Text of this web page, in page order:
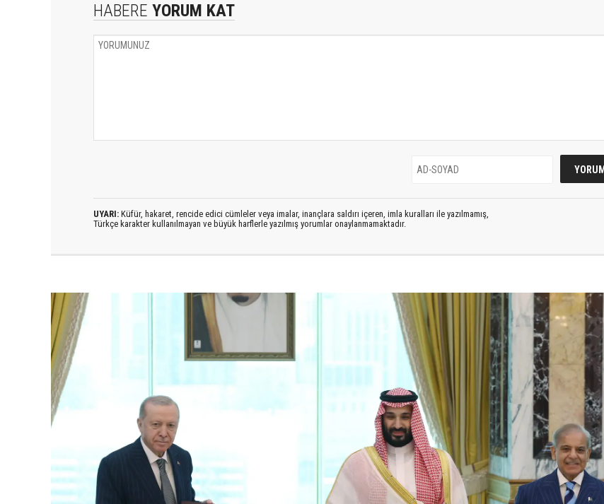
HABERE YORUM KAT
UYARI: Küfür, hakaret, rencide edici cümleler veya imalar, inançlara saldırı içeren, imla kuralları ile yazılmamış,
Türkçe karakter kullanılmayan ve büyük harflerle yazılmış yorumlar onaylanmamaktadır.